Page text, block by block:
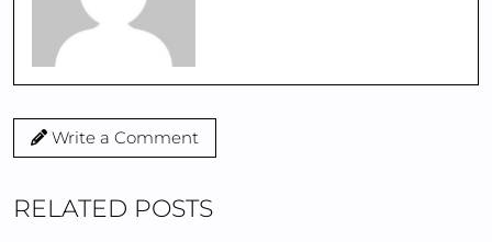
Write a Comment
RELATED POSTS